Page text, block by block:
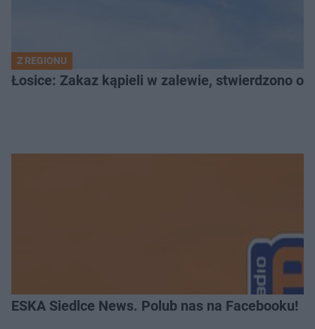
Z REGIONU
Łosice: Zakaz kąpieli w zalewie, stwierdzono
ESKA Siedlce News. Polub nas na Facebooku!